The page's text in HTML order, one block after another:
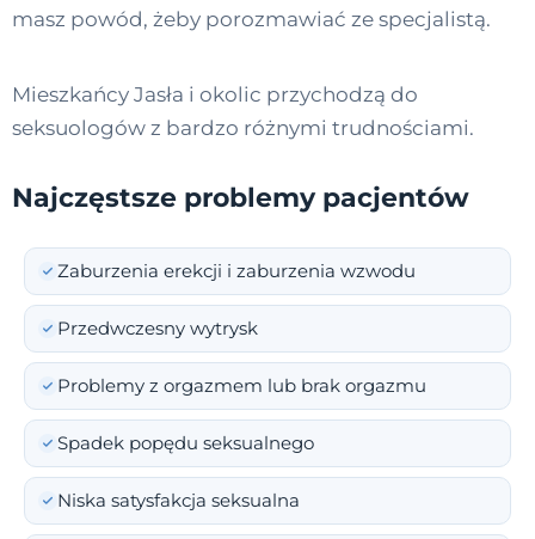
masz powód, żeby porozmawiać ze specjalistą.
Mieszkańcy Jasła i okolic przychodzą do
seksuologów z bardzo różnymi trudnościami.
Najczęstsze problemy pacjentów
Zaburzenia erekcji i zaburzenia wzwodu
Przedwczesny wytrysk
Problemy z orgazmem lub brak orgazmu
Spadek popędu seksualnego
Niska satysfakcja seksualna